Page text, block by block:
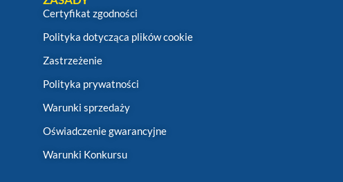
Certyfikat zgodności
Polityka dotycząca plików cookie
Zastrzeżenie
Polityka prywatności
Warunki sprzedaży
Oświadczenie gwarancyjne
Warunki Konkursu